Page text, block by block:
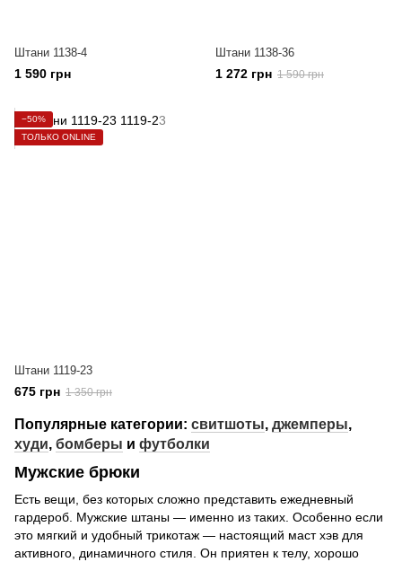
Штани 1138-4
1 590 грн
Штани 1138-36
1 272 грн 1 590 грн
−50%
ТОЛЬКО ONLINE
Штани 1119-23
675 грн 1 350 грн
Популярные категории: свитшоты, джемперы,
худи, бомберы и футболки
Мужские брюки
Есть вещи, без которых сложно представить ежедневный
гардероб. Мужские штаны — именно из таких. Особенно если
это мягкий и удобный трикотаж — настоящий маст хэв для
активного, динамичного стиля. Он приятен к телу, хорошо